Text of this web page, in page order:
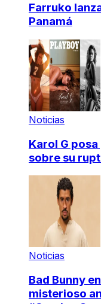
Farruko
Panamá
Noticias
Karol G
sobre su
Noticias
Bad Bunny
misterioso